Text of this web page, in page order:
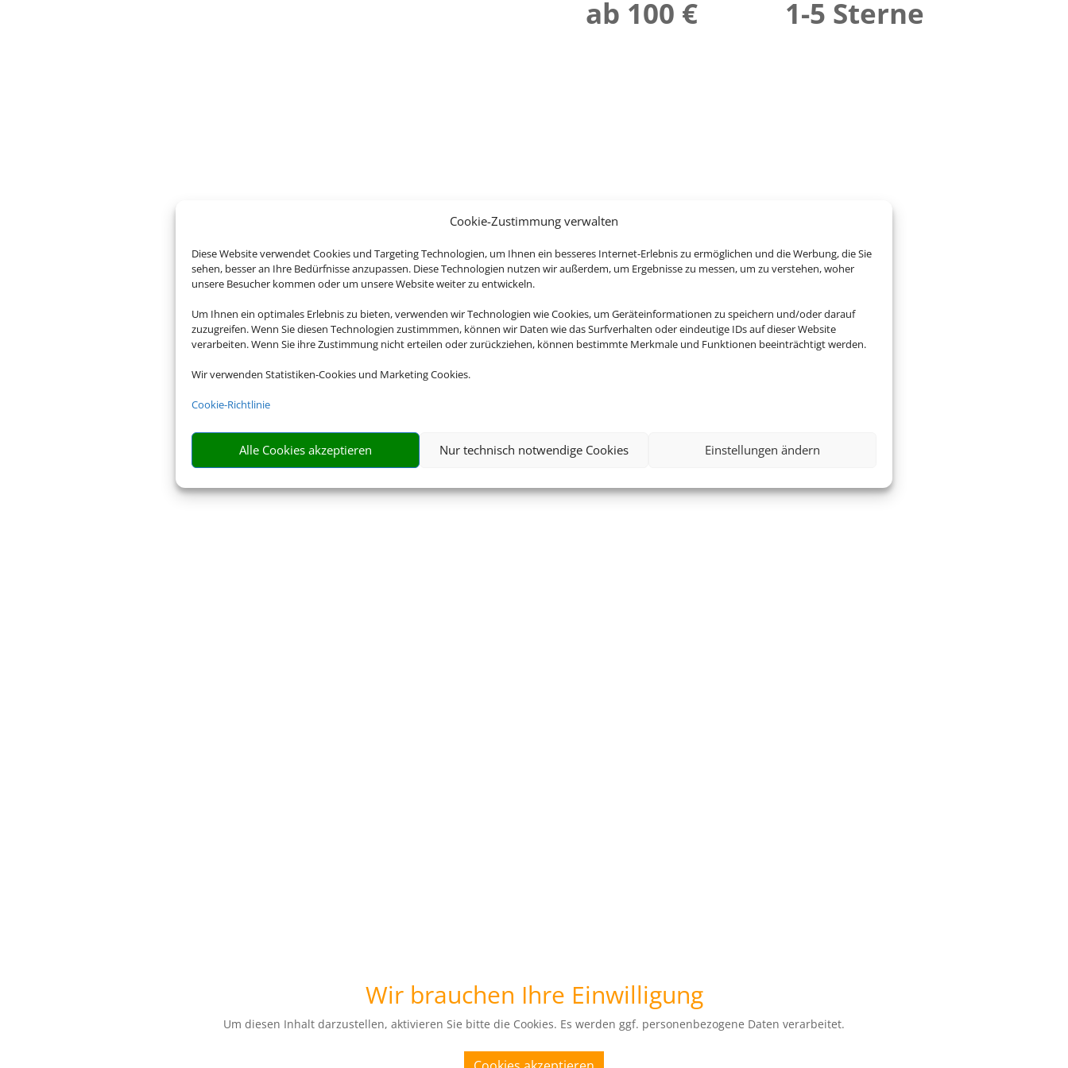
Cookie-Zustimmung verwalten
Diese Website verwendet Cookies und Targeting Technologien, um Ihnen ein besseres Internet-Erlebnis zu ermöglichen und die Werbung, die Sie
sehen, besser an Ihre Bedürfnisse anzupassen. Diese Technologien nutzen wir außerdem, um Ergebnisse zu messen, um zu verstehen, woher
unsere Besucher kommen oder um unsere Website weiter zu entwickeln.
Um Ihnen ein optimales Erlebnis zu bieten, verwenden wir Technologien wie Cookies, um Geräteinformationen zu speichern und/oder darauf
zuzugreifen. Wenn Sie diesen Technologien zustimmmen, können wir Daten wie das Surfverhalten oder eindeutige IDs auf dieser Website
verarbeiten. Wenn Sie ihre Zustimmung nicht erteilen oder zurückziehen, können bestimmte Merkmale und Funktionen beeinträchtigt werden.
Wir verwenden Statistiken-Cookies und Marketing Cookies.
Cookie-Richtlinie
Alle Cookies akzeptieren Nur technisch notwendige Cookies Einstellungen ändern
ab 100 € 1-5 Sterne
Wir brauchen Ihre Einwilligung
Um diesen Inhalt darzustellen, aktivieren Sie bitte die Cookies. Es werden ggf. personenbezogene Daten verarbeitet.